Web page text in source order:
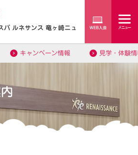
パ ルネサンス 竜ヶ崎ニュ
キャンペーン情報 見学・体験